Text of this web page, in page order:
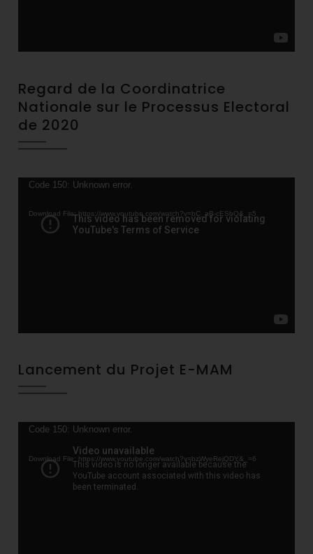
Regard de la Coordinatrice
Nationale sur le Processus Electoral
de 2020
Video
Code 150: Unknown error.
Download File: https://www.youtube.com/watch?v=bC_aB-cESbQ&_=5
Lancement du Projet E-MAM
Video
Code 150: Unknown error.
Download File: https://www.youtube.com/watch?v=bzWyeRejQDY&_=6